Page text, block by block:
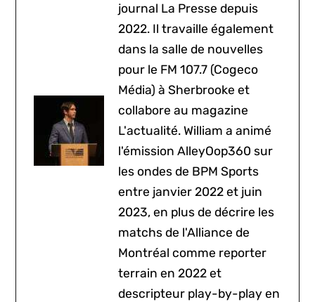
journal La Presse depuis
2022. Il travaille également
dans la salle de nouvelles
pour le FM 107.7 (Cogeco
Média) à Sherbrooke et
collabore au magazine
L'actualité. William a animé
l'émission AlleyOop360 sur
les ondes de BPM Sports
entre janvier 2022 et juin
2023, en plus de décrire les
matchs de l'Alliance de
Montréal comme reporter
terrain en 2022 et
descripteur play-by-play en